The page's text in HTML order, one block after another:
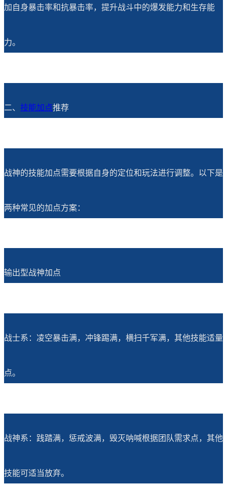
加自身暴击率和抗暴击率，提升战斗中的爆发能力和生存能
力。
二、 技能加点推荐
战神的技能加点需要根据自身的定位和玩法进行调整。以下是
两种常见的加点方案：
输出型战神加点
战士系：凌空暴击满，冲锋踢满，横扫千军满，其他技能适量
点。
战神系：践踏满，惩戒波满，毁灭呐喊根据团队需求点，其他
技能可适当放弃。